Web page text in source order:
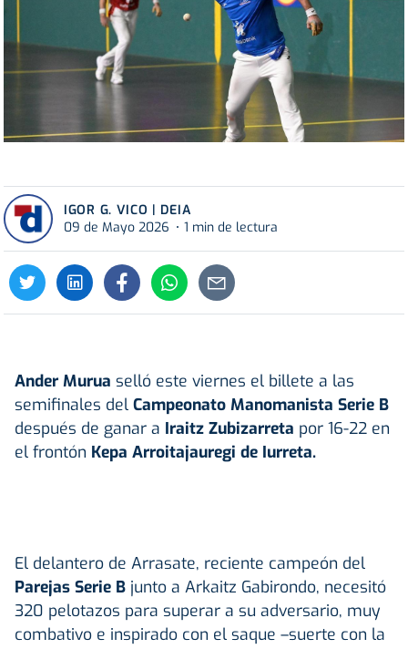
IGOR G. VICO | DEIA
09 de Mayo 2026
1 min de lectura
Ander Murua selló este viernes el billete a las
semifinales del Campeonato Manomanista Serie B
después de ganar a Iraitz Zubizarreta por 16-22 en
el frontón Kepa Arroitajauregi de Iurreta.
El delantero de Arrasate, reciente campeón del
Parejas Serie B junto a Arkaitz Gabirondo, necesitó
320 pelotazos para superar a su adversario, muy
combativo e inspirado con el saque –suerte con la